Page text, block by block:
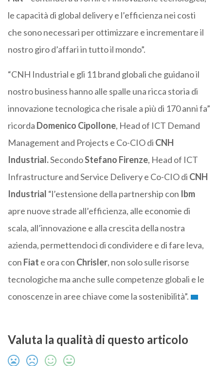
le capacità di global delivery e l’efficienza nei costi
che sono necessari per ottimizzare e incrementare il
nostro giro d’affari in tutto il mondo”.
“CNH Industrial e gli 11 brand globali che guidano il
nostro business hanno alle spalle una ricca storia di
innovazione tecnologica che risale a più di 170 anni fa”
ricorda Domenico Cipollone, Head of ICT Demand
Management and Projects e Co-CIO di CNH
Industrial.SecondoStefano Firenze, Head of ICT
Infrastructure and Service Delivery e Co-CIO di CNH
Industrial “l’estensione della partnership con Ibm
apre nuove strade all’efficienza, alle economie di
scala, all’innovazione e alla crescita della nostra
azienda, permettendoci di condividere e di fare leva,
con Fiat e ora con Chrisler, non solo sulle risorse
tecnologiche ma anche sulle competenze globali e le
conoscenze in aree chiave come la sostenibilità”.
Valuta la qualità di questo articolo